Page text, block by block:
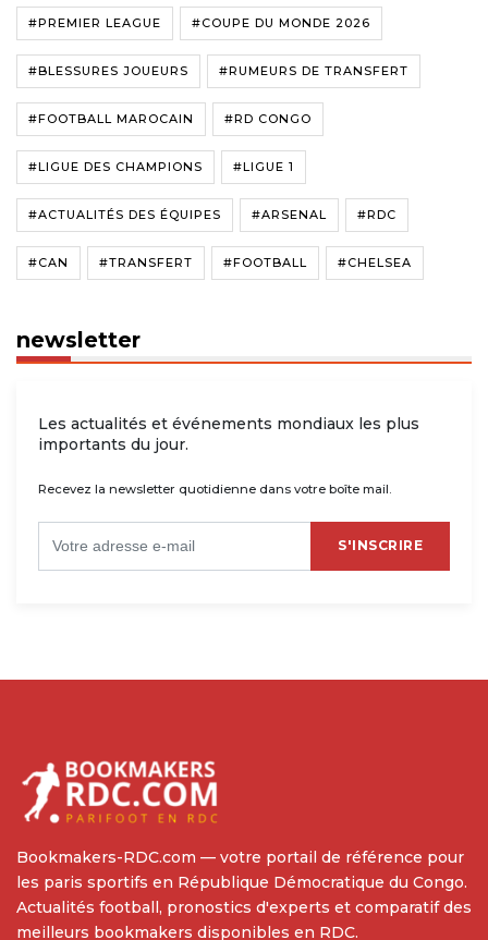
#PREMIER LEAGUE #COUPE DU MONDE 2026
#BLESSURES JOUEURS #RUMEURS DE TRANSFERT
#FOOTBALL MAROCAIN #RD CONGO
#LIGUE DES CHAMPIONS #LIGUE 1
#ACTUALITÉS DES ÉQUIPES #ARSENAL #RDC
#CAN #TRANSFERT #FOOTBALL #CHELSEA
newsletter
Les actualités et événements mondiaux les plus
importants du jour.
Recevez la newsletter quotidienne dans votre boîte mail.
S'INSCRIRE
Bookmakers-RDC.com — votre portail de référence pour
les paris sportifs en République Démocratique du Congo.
Actualités football, pronostics d'experts et comparatif des
meilleurs bookmakers disponibles en RDC.